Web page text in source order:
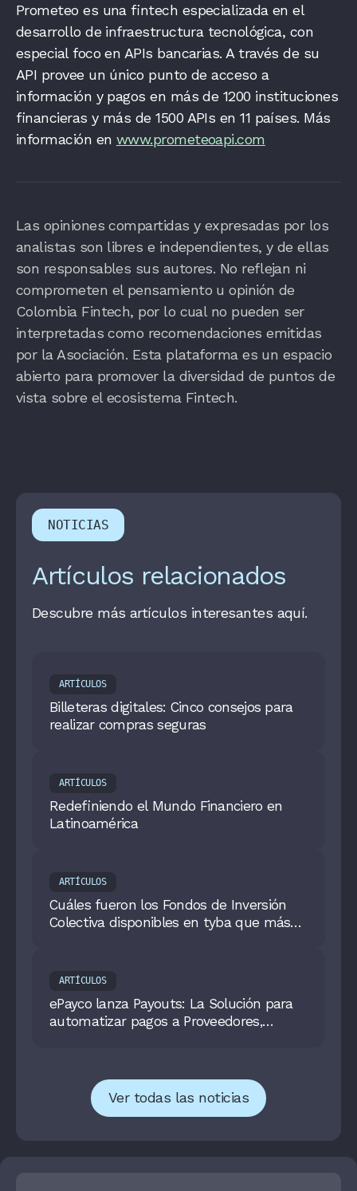
Prometeo es una fintech especializada en el
desarrollo de infraestructura tecnológica, con
especial foco en APIs bancarias. A través de su
API provee un único punto de acceso a
información y pagos en más de 1200 instituciones
financieras y más de 1500 APIs en 11 países. Más
información en www.prometeoapi.com
Las opiniones compartidas y expresadas por los
analistas son libres e independientes, y de ellas
son responsables sus autores. No reflejan ni
comprometen el pensamiento u opinión de
Colombia Fintech, por lo cual no pueden ser
interpretadas como recomendaciones emitidas
por la Asociación. Esta plataforma es un espacio
abierto para promover la diversidad de puntos de
vista sobre el ecosistema Fintech.
NOTICIAS
Artículos relacionados
Descubre más artículos interesantes aquí.
ARTÍCULOS
Billeteras digitales: Cinco consejos para
realizar compras seguras
ARTÍCULOS
Redefiniendo el Mundo Financiero en
Latinoamérica
ARTÍCULOS
Cuáles fueron los Fondos de Inversión
Colectiva disponibles en tyba que más
ARTÍCULOS
ePayco lanza Payouts: La Solución para
automatizar pagos a Proveedores,
Ver todas las noticias